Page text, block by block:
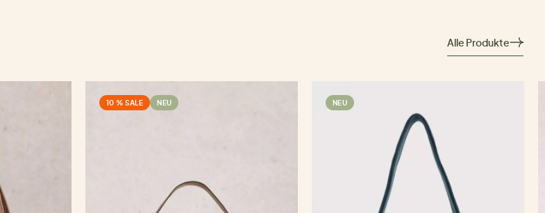
Alle Produkte
10 % SALE NEU NEU